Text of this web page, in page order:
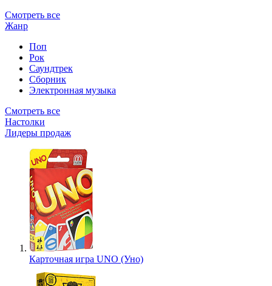
Смотреть все
Жанр
Поп
Рок
Саундтрек
Сборник
Электронная музыка
Смотреть все
Настолки
Лидеры продаж
Карточная игра UNO (Уно)